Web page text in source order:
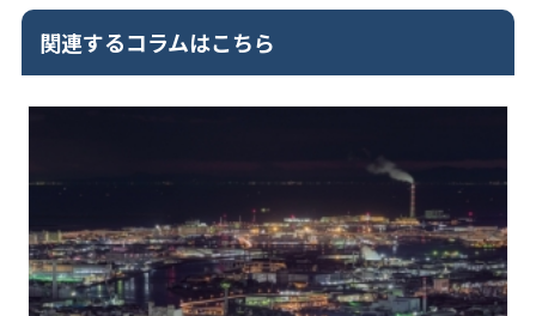
関連するコラムはこちら